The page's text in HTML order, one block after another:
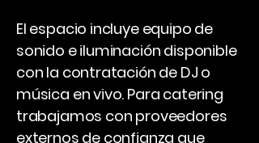
El espacio incluye equipo de
sonido e iluminación disponible
con la contratación de DJ o
música en vivo. Para catering
trabajamos con proveedores
externos de confianza que